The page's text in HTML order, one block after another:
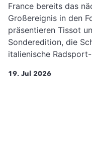
France bereits das
Großereignis in den
präsentieren Tissot
Sonderedition, die
italienische
19. Jul 2026